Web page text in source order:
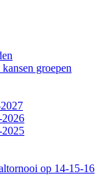
groepen
2026
2025
op 14-15-16